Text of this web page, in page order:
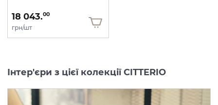
18 043.00
грн/шт
Інтер'єри з цієї колекції CITTERIO